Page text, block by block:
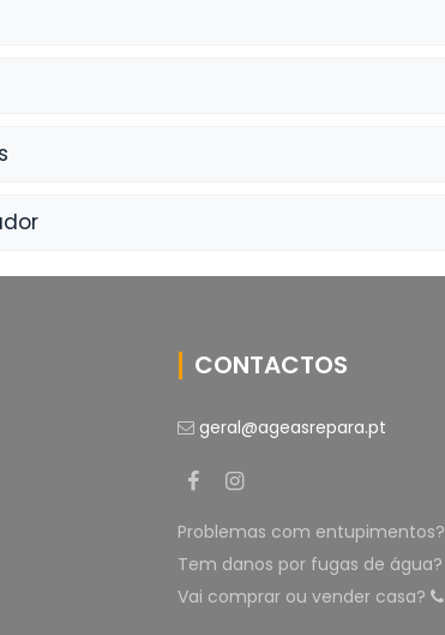
CONTACTOS
geral@ageasrepara.pt
Problemas com entupimentos?
Tem danos por fugas de água?
Vai comprar ou vender casa?